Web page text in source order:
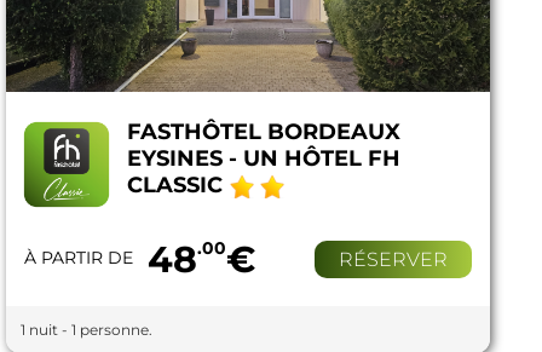
FASTHÔTEL BORDEAUX
EYSINES - UN HÔTEL FH
CLASSIC
À PARTIR DE 48.00€ RÉSERVER
1 nuit - 1 personne.